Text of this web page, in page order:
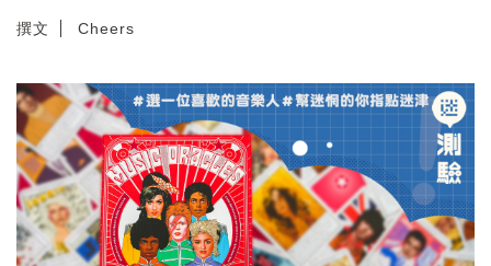
撰文 Cheers